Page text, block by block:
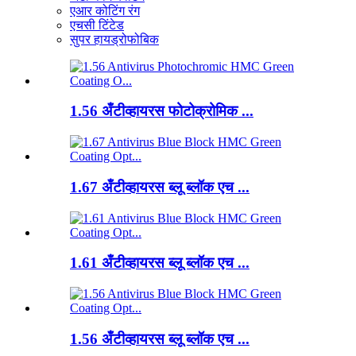
एआर कोटिंग रंग
एचसी टिंटेड
सुपर हायड्रोफोबिक
1.56 अँटीव्हायरस फोटोक्रोमिक ...
1.67 अँटीव्हायरस ब्लू ब्लॉक एच ...
1.61 अँटीव्हायरस ब्लू ब्लॉक एच ...
1.56 अँटीव्हायरस ब्लू ब्लॉक एच ...